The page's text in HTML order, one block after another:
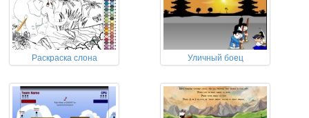
Раскраска слона Уличный боец